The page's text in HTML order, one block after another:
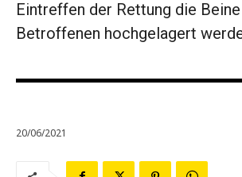
Eintreffen der Rettung die
Betroffenen hochgelagert
20/06/2021